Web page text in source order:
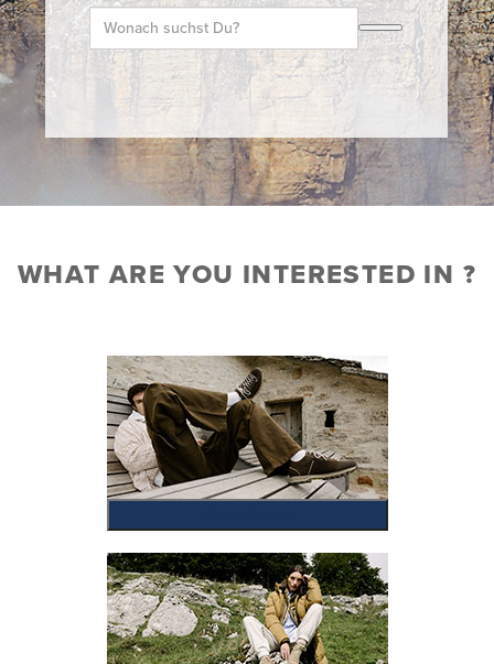
WHAT ARE YOU INTERESTED IN ?